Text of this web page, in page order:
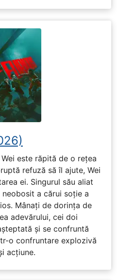
este răpită de o rețea
refuză să îl ajute, Wei
ei. Singurul său aliat
a cărui soție a
Mânați de dorința de
adevărului, cei doi
și se confruntă
o confruntare explozivă
acțiune.